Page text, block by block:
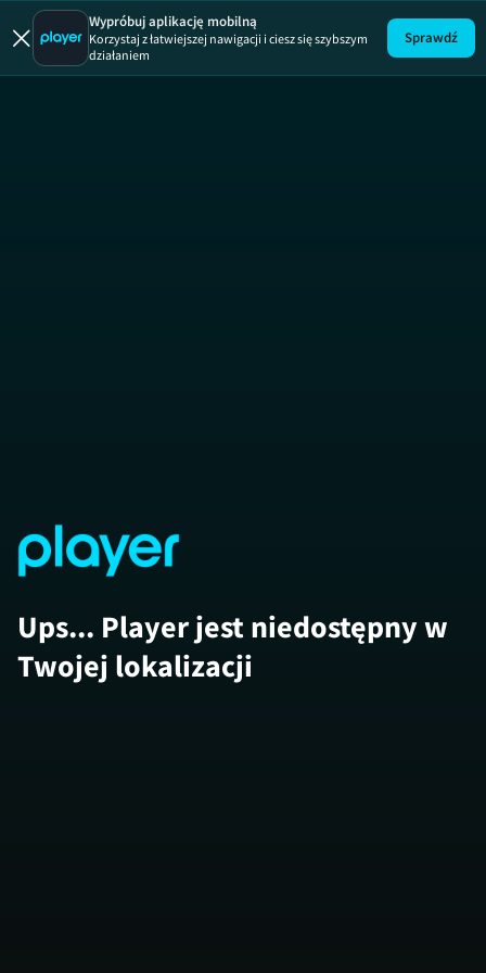
Plan B
Wypróbuj aplikację mobilną
Korzystaj z łatwiejszej nawigacji i ciesz się szybszym
działaniem
Sprawdź
Ups... Player jest niedostępny w
Twojej lokalizacji